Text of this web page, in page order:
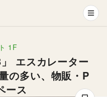
1F
エスカレーター
の多い、物販・P
ース